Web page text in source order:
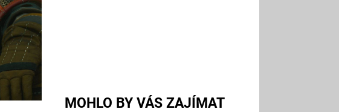
MOHLO BY VÁS ZAJÍMAT